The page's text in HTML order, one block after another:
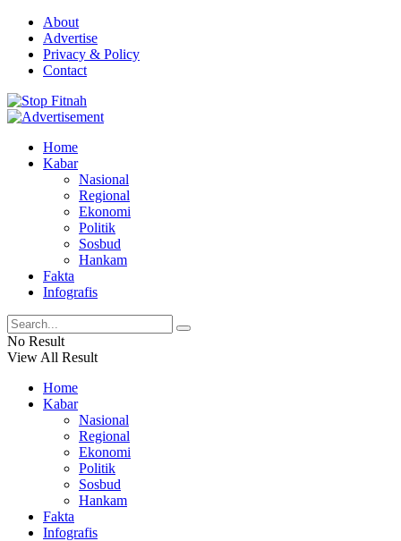
About
Advertise
Privacy & Policy
Contact
Home
Kabar
Nasional
Regional
Ekonomi
Politik
Sosbud
Hankam
Fakta
Infografis
No Result
View All Result
Home
Kabar
Nasional
Regional
Ekonomi
Politik
Sosbud
Hankam
Fakta
Infografis